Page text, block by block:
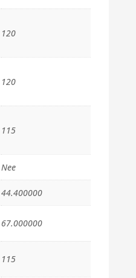
120
120
115
Nee
44.400000
67.000000
115